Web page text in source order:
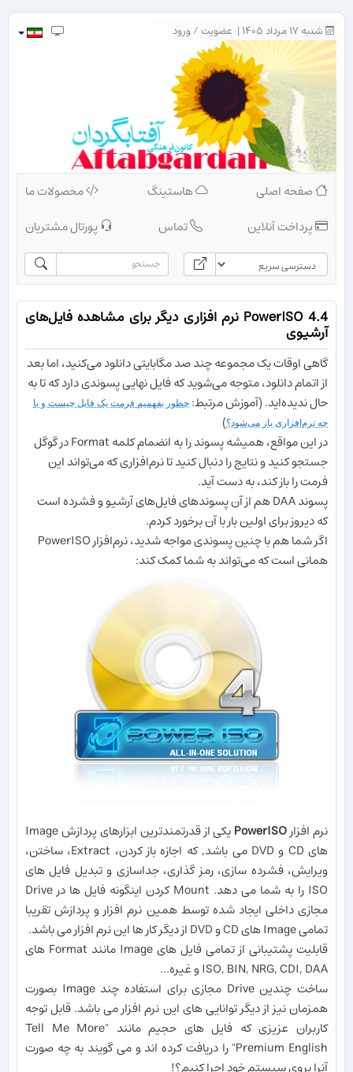
شنبه ۱۷ مرداد ۱۴۰۵ | عضویت/ورود
صفحه اصلی هاستینگ
محصولات ما
پرداخت آنلاین
تماس پورتال مشتریان
PowerISO 4.4 نرم افزاری دیگر برای مشاهده فایل‌های
آرشیوی
گاهی اوقات یک مجموعه چند صد مگابایتی دانلود می‌کنید، اما بعد
از اتمام دانلود، متوجه می‌شوید که فایل نهایی پسوندی دارد که تا به
حال ندیده‌اید. (آموزش مرتبط: چطور بفهمیم فرمت یک فایل چیست و با
چه نرم‌افزاری باز می‌شود؟)
در این مواقع، همیشه پسوند را به انضمام کلمه Format در گوگل
جستجو کنید و نتایج را دنبال کنید تا نرم‌افزاری که می‌تواند این
فرمت را باز کند، به دست آید.
پسوند DAA هم از آن پسوندهای فایل‌های آرشیو و فشرده است
که دیروز برای اولین بار با آن برخورد کردم.
اگر شما هم با چنین پسوندی مواجه شدید، نرم‌افزار PowerISO
همانی است که می‌تواند به شما کمک کند:
نرم افزارPowerISO
یکی از قدرتمندترین ابزارهای پردازش Image
های CD و DVD می باشد, که اجازه باز کردن، Extract، ساختن،
ویرایش، فشرده سازی، رمز گذاری، جداسازی و تبدیل فایل های
ISO را به شما می دهد. Mount کردن اینگونه فایل ها در Drive
مجازی داخلی ایجاد شده توسط همین نرم افزار و پردازش تقریبا
تمامی Image های CD و DVD از دیگر کار ها این نرم افزار می باشد.
قابلیت پشتیبانی از تمامی فایل های Image مانند Format های
ISO, BIN, NRG, CDI, DAA و غیره...
ساخت چندین Drive مجازی برای استفاده چند Image بصورت
همزمان نیز از دیگر توانایی های این نرم افزار می باشد. قابل توجه
کاربران عزیزی که فایل های حجیم مانند "Tell Me More
Premium English" را دریافت کرده اند و می گویند به چه صورت
آنرا بروی سیستم خود اجرا کنیم؟!